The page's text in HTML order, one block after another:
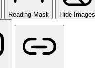
Reading Mask Hide Images